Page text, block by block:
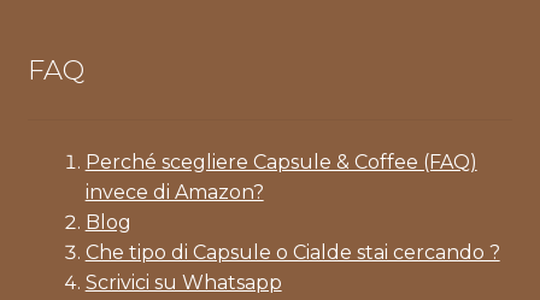
FAQ
Perché scegliere Capsule & Coffee (FAQ)
invece di Amazon?
Blog
Che tipo di Capsule o Cialde stai cercando ?
Scrivici su Whatsapp